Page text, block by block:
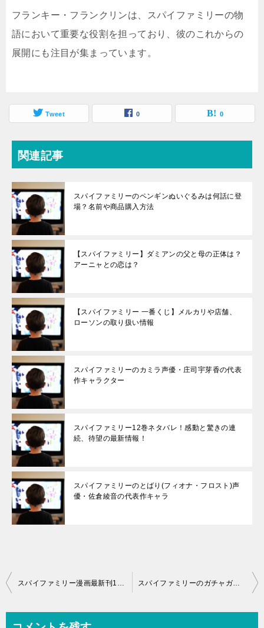
フランキー・フランクリンは、スパイファミリーの物
語において重要な役割を担っており、彼のこれからの
展開にも注目が集まっています。
Tweet 0 0
関連記事
スパイファミリーのペンギンぬいぐるみは何話に登
場？名前や商品購入方法
【スパイファミリー】ダミアンの父と母の正体は？
アーニャとの恋は？
【スパイファミリー 一番くじ】メルカリや店舗、
ローソンの取り扱い情報
スパイファミリーのカミラ声優・庄司宇芽香の代表
作キャラクター
スパイファミリー12巻ネタバレ！感動と驚きの連
続、待望の最新情報！
スパイファミリーのとばり(フィオナ・フロスト)声
優・佐倉綾音の代表作キャラ
投